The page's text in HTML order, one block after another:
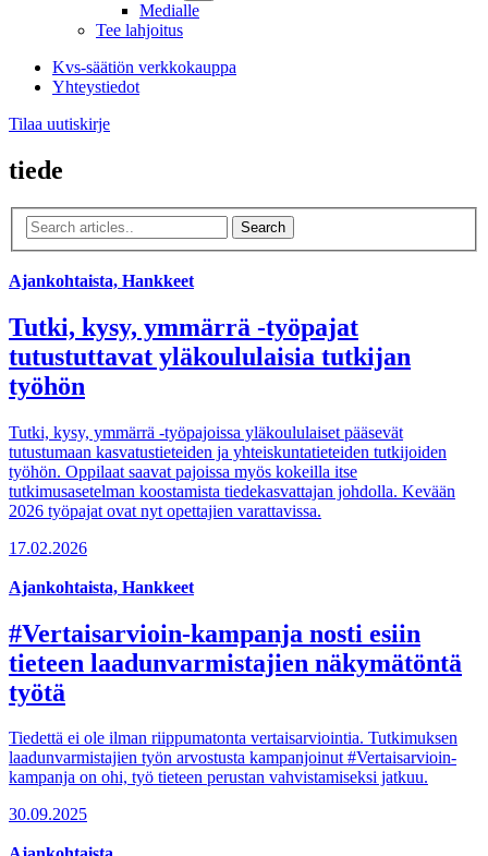
Medialle
Tee lahjoitus
Kvs-säätiön verkkokauppa
Yhteystiedot
Tilaa uutiskirje
tiede
Ajankohtaista, Hankkeet
Tutki, kysy, ymmärrä -työpajat
tutustuttavat yläkoululaisia tutkijan
työhön
Tutki, kysy, ymmärrä -työpajoissa yläkoululaiset pääsevät
tutustumaan kasvatustieteiden ja yhteiskuntatieteiden tutkijoiden
työhön. Oppilaat saavat pajoissa myös kokeilla itse
tutkimusasetelman koostamista tiedekasvattajan johdolla. Kevään
2026 työpajat ovat nyt opettajien varattavissa.
17.02.2026
Ajankohtaista, Hankkeet
#Vertaisarvioin-kampanja nosti esiin
tieteen laadunvarmistajien näkymätöntä
työtä
Tiedettä ei ole ilman riippumatonta vertaisarviointia. Tutkimuksen
laadunvarmistajien työn arvostusta kampanjoinut #Vertaisarvioin-
kampanja on ohi, työ tieteen perustan vahvistamiseksi jatkuu.
30.09.2025